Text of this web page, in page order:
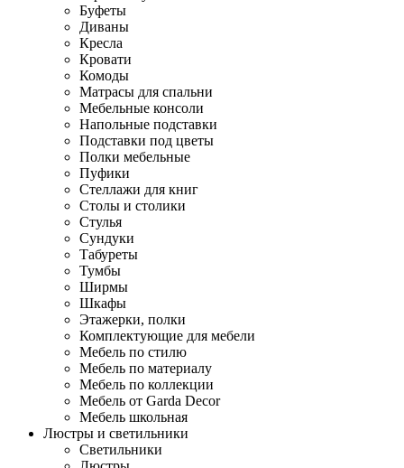
Буфеты
Диваны
Кресла
Кровати
Комоды
Матрасы для спальни
Мебельные консоли
Напольные подставки
Подставки под цветы
Полки мебельные
Пуфики
Стеллажи для книг
Столы и столики
Стулья
Сундуки
Табуреты
Тумбы
Ширмы
Шкафы
Этажерки, полки
Комплектующие для мебели
Мебель по стилю
Мебель по материалу
Мебель по коллекции
Мебель от Garda Decor
Мебель школьная
Люстры и светильники
Светильники